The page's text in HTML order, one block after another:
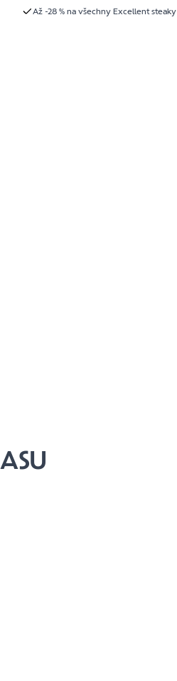
Až -28 % na všechny Excellent steaky